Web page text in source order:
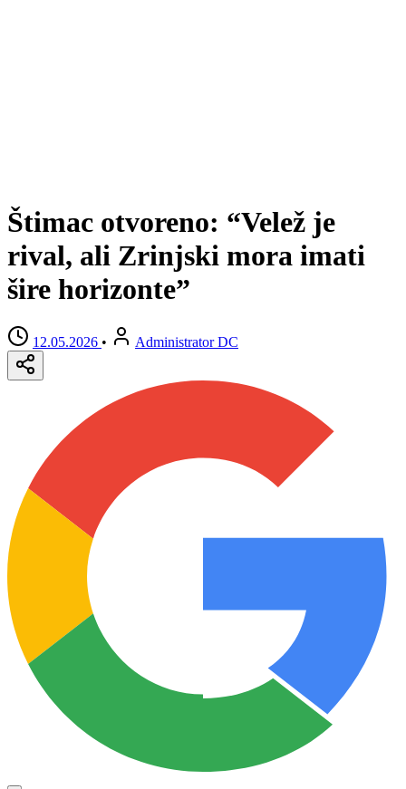
Štimac otvoreno: “Velež je
rival, ali Zrinjski mora imati
šire horizonte”
12.05.2026 • Administrator DC